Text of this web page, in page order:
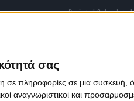
σας
σε πληροφορίες σε μια συσκευή,
αναγνωριστικοί και
Designed &